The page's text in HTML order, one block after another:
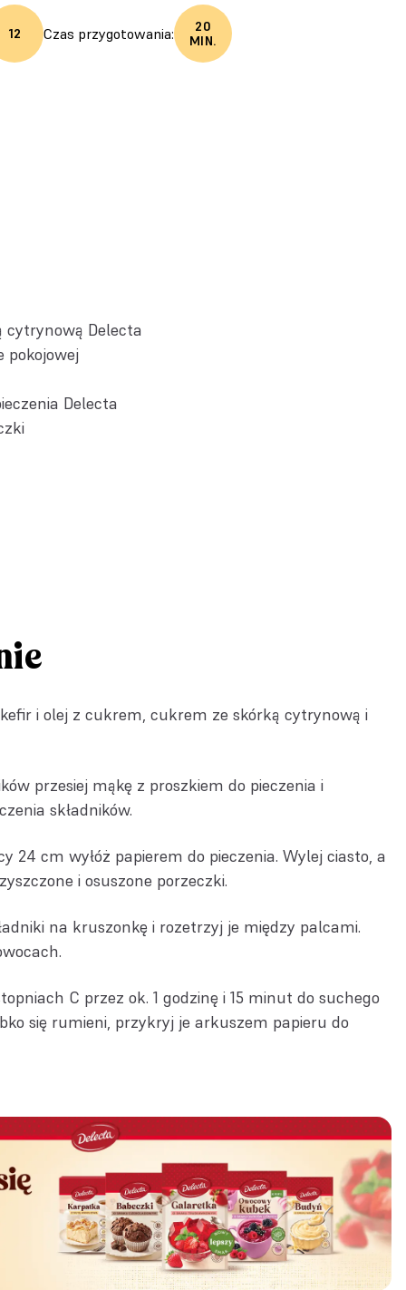
12 Czas przygotowania:
20
MIN.
cytrynową Delecta
Delecta
i olej z cukrem, cukrem ze skórką cytrynową i
przesiej mąkę z proszkiem do pieczenia i
składników.
24 cm wyłóż papierem do pieczenia. Wylej ciasto, a
i osuszone porzeczki.
na kruszonkę i rozetrzyj je między palcami.
C przez ok. 1 godzinę i 15 minut do suchego
się rumieni, przykryj je arkuszem papieru do